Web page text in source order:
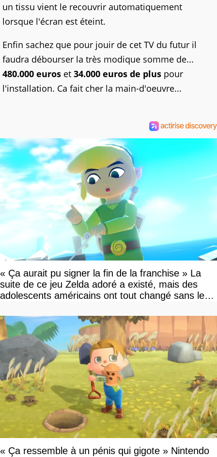
un tissu vient le recouvrir automatiquement
lorsque l'écran est éteint.
Enfin sachez que pour jouir de cet TV du futur il
faudra débourser la très modique somme de...
480.000 euros et 34.000 euros de plus pour
l'installation. Ca fait cher la main-d'oeuvre...
« Ça aurait pu signer la fin de la franchise » La
suite de ce jeu Zelda adoré a existé, mais des
adolescents américains ont tout changé sans le
« Ça ressemble à un pénis qui gigote » Nintendo